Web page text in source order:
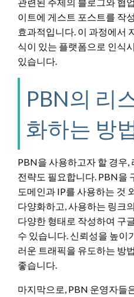
이트에 게스트 포스트를 작
효과적입니다. 이 과정에서
식이 있는 플랫폼으로 인식
있습니다.
PBN의 리
화하는 방
PBN을 사용하고자 할 경우
전략도 필요합니다. PBN을
도메인과 IP를 사용하는 것
다양화하고, 사용하는 링크
다양한 형태로 작성하여 구
수 있습니다. 신뢰성을 높이
러운 트래픽을 유도하는 방
좋습니다.
마지막으로, PBN 운영자들